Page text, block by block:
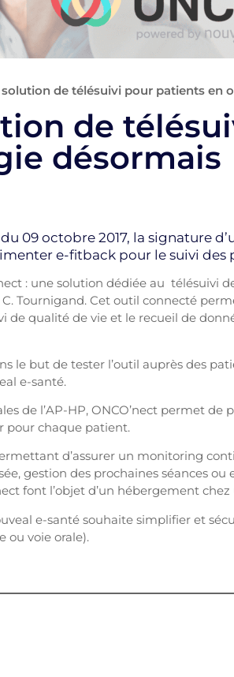
solution de télésuivi pour patients
de
désormais
09 octobre 2017, la signature
e-fitback pour le suivi des
: une solution dédiée au télésuivi
Tournigand. Cet outil connecté
qualité de vie et le recueil de
le but de tester l’outil auprès des
e-santé.
de l’AP-HP, ONCO’nect permet de
pour chaque patient.
d’assurer un monitoring
gestion des prochaines séances
font l’objet d’un hébergement
e-santé souhaite simplifier et
ou voie orale).